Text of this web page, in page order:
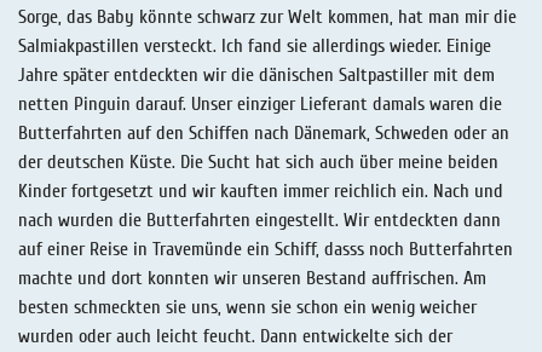
Sorge, das Baby könnte schwarz zur Welt kommen, hat man mir die
Salmiakpastillen versteckt. Ich fand sie allerdings wieder. Einige
Jahre später entdeckten wir die dänischen Saltpastiller mit dem
netten Pinguin darauf. Unser einziger Lieferant damals waren die
Butterfahrten auf den Schiffen nach Dänemark, Schweden oder an
der deutschen Küste. Die Sucht hat sich auch über meine beiden
Kinder fortgesetzt und wir kauften immer reichlich ein. Nach und
nach wurden die Butterfahrten eingestellt. Wir entdeckten dann
auf einer Reise in Travemünde ein Schiff, dasss noch Butterfahrten
machte und dort konnten wir unseren Bestand auffrischen. Am
besten schmeckten sie uns, wenn sie schon ein wenig weicher
wurden oder auch leicht feucht. Dann entwickelte sich der